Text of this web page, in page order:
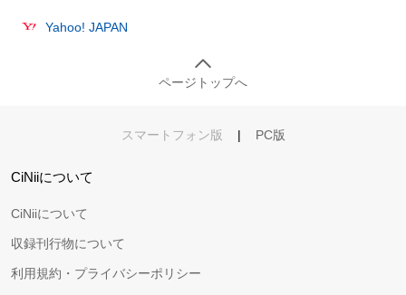
Yahoo! JAPAN
ページトップへ
スマートフォン版 | PC版
CiNiiについて
CiNiiについて
収録刊行物について
利用規約・プライバシーポリシー